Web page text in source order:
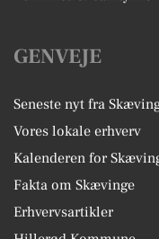
GENVEJE
Seneste nyt fra
Vores lokale erhverv
Kalenderen for
Fakta om Skævinge
Erhvervsartikler